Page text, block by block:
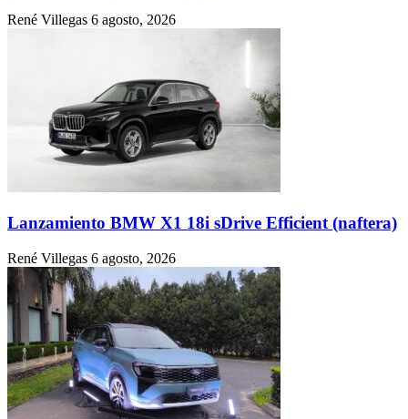
René Villegas 6 agosto, 2026
Lanzamiento BMW X1 18i sDrive Efficient (naftera)
René Villegas 6 agosto, 2026